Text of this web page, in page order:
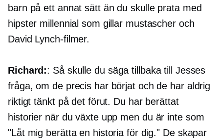
barn på ett annat sätt än du skulle prata med
hipster millennial som gillar mustascher och
David Lynch-filmer.
Richard:: Så skulle du säga tillbaka till Jesses
fråga, om de precis har börjat och de har aldrig
riktigt tänkt på det förut. Du har berättat
historier när du växte upp men du är inte som
"Låt mig berätta en historia för dig." De skapar